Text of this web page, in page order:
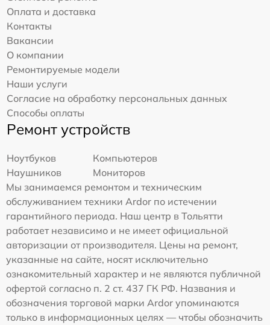
Оплата и доставка
Контакты
Вакансии
О компании
Ремонтируемые модели
Наши услуги
Согласие на обработку персональных данных
Способы оплаты
Ремонт устройств
Ноутбуков
Компьютеров
Наушников
Мониторов
Мы занимаемся ремонтом и техническим
обслуживанием техники Ardor по истечении
гарантийного периода. Наш центр в Тольятти
работает независимо и не имеет официальной
авторизации от производителя. Цены на ремонт,
указанные на сайте, носят исключительно
ознакомительный характер и не являются публичной
офертой согласно п. 2 ст. 437 ГК РФ. Названия и
обозначения торговой марки Ardor упоминаются
только в информационных целях — чтобы обозначить